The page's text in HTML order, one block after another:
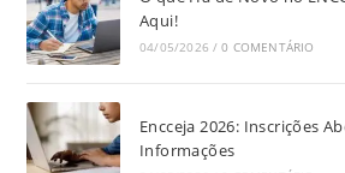
Aqui!
04/05/2026 / 0 COMENTÁRIO
Encceja 2026: Inscrições
Informações